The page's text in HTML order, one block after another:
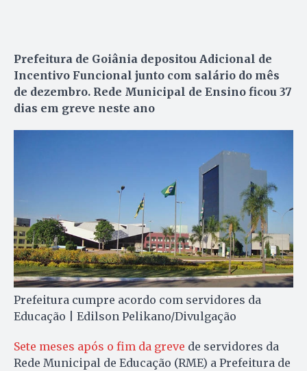
Prefeitura de Goiânia depositou Adicional de
Incentivo Funcional junto com salário do mês
de dezembro. Rede Municipal de Ensino ficou 37
dias em greve neste ano
Prefeitura cumpre acordo com servidores da
Educação | Edilson Pelikano/Divulgação
Sete meses após o fim da greve de servidores da
Rede Municipal de Educação (RME) a Prefeitura de